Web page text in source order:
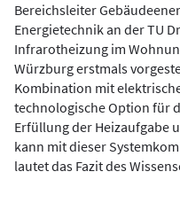
Bereichsleiter
Energietechnik an der TU
Infrarotheizung im
Würzburg erstmals
Kombination mit
technologische Option für
Erfüllung der Heizaufgabe
kann mit dieser
lautet das Fazit des